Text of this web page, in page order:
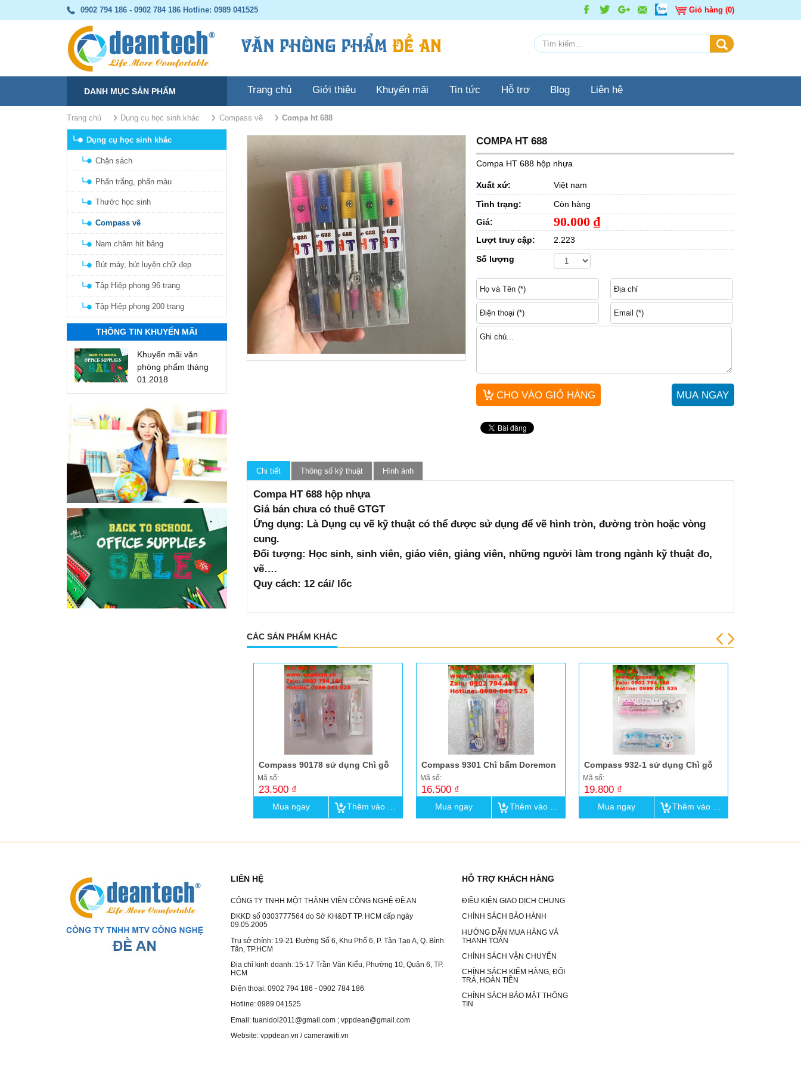
0902 794 186 - 0902 784 186 Hotline: 0989 041525 Giỏ hàng (0)
DANH MỤC SẢN PHẨM Trang chủ Giới thiệu Khuyến mãi Tin tức Hỗ trợ Blog Liên hệ
Trang chủ Dụng cụ học sinh khác Compass vẽ compa ht 688
COMPA HT 688
Compa HT 688 hộp nhựa
Xuất xứ:
Việt nam
Tình trạng:
Còn hàng
Giá:
90.000 ₫
Lượt truy cập:
2.223
Số lượng
Chi tiết Thông số kỹ thuật Hình ảnh
Compa HT 688 hộp nhựa
Giá bán chưa có thuế GTGT
Ứng dụng: Là Dụng cụ vẽ kỹ thuật có thể được sử dụng để vẽ hình tròn, đường tròn hoặc vòng
cung.
Đối tượng: Học sinh, sinh viên, giáo viên, giảng viên, những người làm trong ngành kỹ thuật đo,
vẽ….
Quy cách: 12 cái/ lốc
CÁC SẢN PHẨM KHÁC
Compass 90178 sử dụng Chì gỗ
Mã số:
23.500 ₫
Mua ngay Thêm vào giỏ
Compass 9301 Chì bấm Doremon
Mã số:
16.500 ₫
Mua ngay Thêm vào giỏ
Compass 932-1 sử dụng Chì gỗ
Mã số:
19.800 ₫
Mua ngay Thêm vào giỏ
Dụng cụ học sinh khác
Chặn sách
Phấn trắng, phấn màu
Thước học sinh
Compass vẽ
Nam châm hít bảng
Bút máy, bút luyện chữ đẹp
Tập Hiệp phong 96 trang
Tập Hiệp phong 200 trang
THÔNG TIN KHUYẾN MÃI
Khuyến mãi văn
phòng phẩm tháng
01.2018
LIÊN HỆ
CÔNG TY TNHH MỘT THÀNH VIÊN CÔNG NGHỆ ĐỀ AN
ĐKKD số 0303777564 do Sở KH&ĐT TP. HCM cấp ngày
09.05.2005
Tru sở chính: 19-21 Đường Số 6, Khu Phố 6, P. Tân Tạo A, Q. Bình
Tân, TP.HCM
Địa chỉ kinh doanh: 15-17 Trần Văn Kiểu, Phường 10, Quận 6, TP.
HCM
Điện thoại: 0902 794 186 - 0902 784 186
Hotline: 0989 041525
Email: tuanidol2011@gmail.com ; vppdean@gmail.com
Website: vppdean.vn / camerawifi.vn
HỖ TRỢ KHÁCH HÀNG
ĐIỀU KIỆN GIAO DỊCH CHUNG
CHÍNH SÁCH BẢO HÀNH
HƯỚNG DẪN MUA HÀNG VÀ
THANH TOÁN
CHÍNH SÁCH VẬN CHUYỂN
CHÍNH SÁCH KIỂM HÀNG, ĐỔI
TRẢ, HOÀN TIỀN
CHÍNH SÁCH BẢO MẬT THÔNG
TIN